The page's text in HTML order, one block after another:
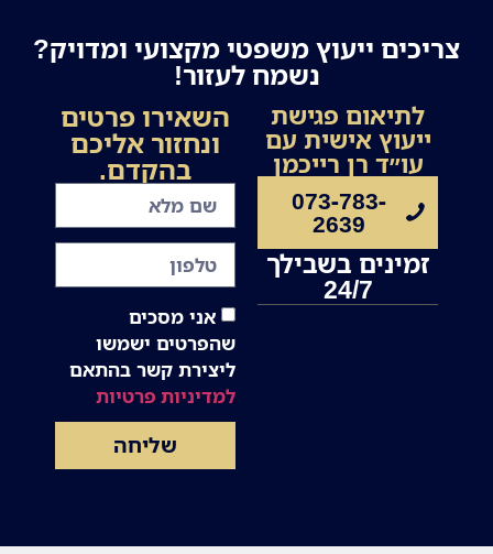
צריכים ייעוץ משפטי מקצועי ומדויק?
נשמח לעזור!
לתיאום פגישת
ייעוץ אישית עם
עו״ד רן רייכמן
073-783-
2639
זמינים בשבילך
24/7
השאירו פרטים
ונחזור אליכם
בהקדם.
אני מסכים
שהפרטים ישמשו
ליצירת קשר בהתאם
למדיניות פרטיות
שליחה